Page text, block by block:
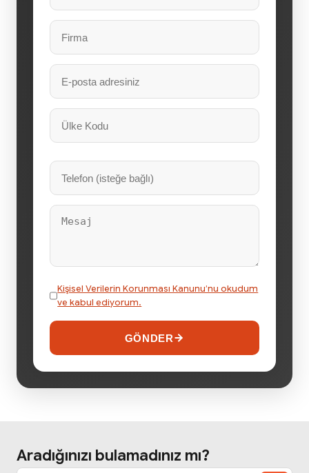
Kişisel Verilerin Korunması Kanunu’nu okudum
ve kabul ediyorum.
GÖNDER
Aradığınızı bulamadınız mı?